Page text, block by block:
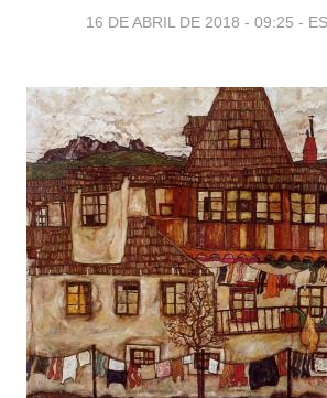
16 DE ABRIL DE 2018 - 09:25 -